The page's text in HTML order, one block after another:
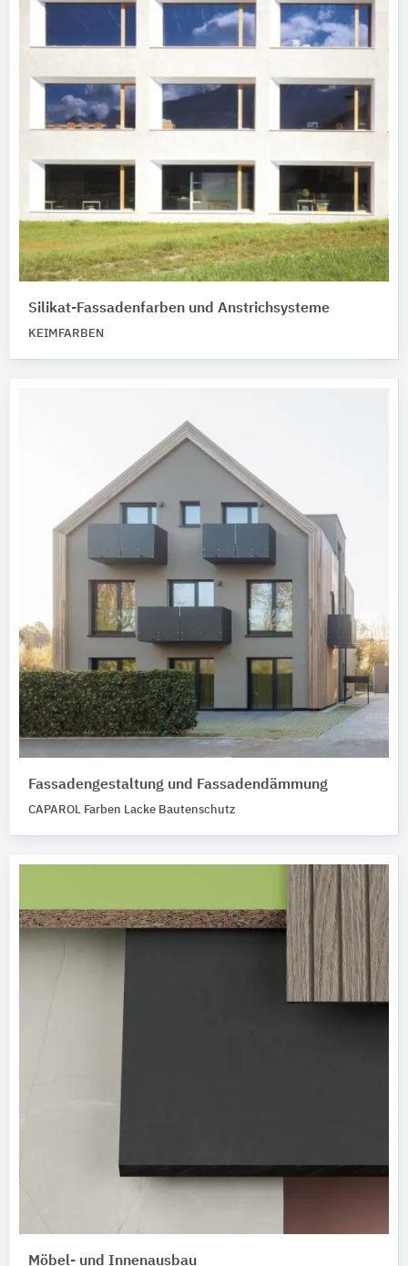
Silikat-Fassadenfarben und Anstrichsysteme
KEIMFARBEN
Fassadengestaltung und Fassadendämmung
CAPAROL Farben Lacke Bautenschutz
Möbel- und Innenausbau